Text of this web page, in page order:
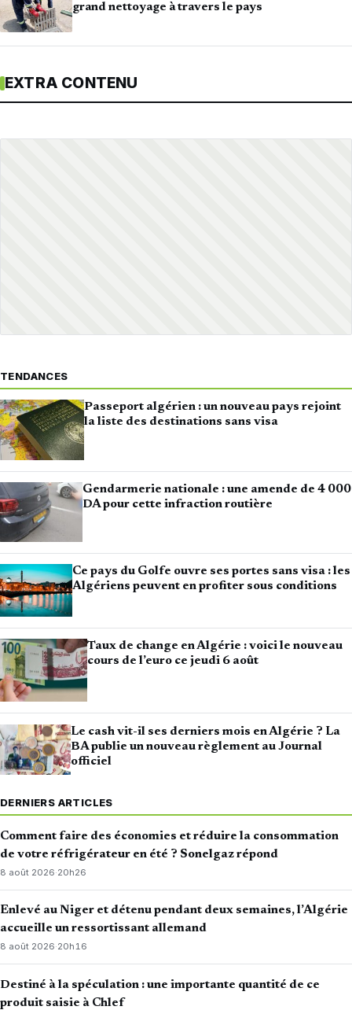
grand nettoyage à travers le pays
EXTRA CONTENU
TENDANCES
Passeport algérien : un nouveau pays rejoint
la liste des destinations sans visa
Gendarmerie nationale : une amende de 4 000
DA pour cette infraction routière
Ce pays du Golfe ouvre ses portes sans visa : les
Algériens peuvent en profiter sous conditions
Taux de change en Algérie : voici le nouveau
cours de l’euro ce jeudi 6 août
Le cash vit-il ses derniers mois en Algérie ? La
BA publie un nouveau règlement au Journal
officiel
DERNIERS ARTICLES
Comment faire des économies et réduire la consommation
de votre réfrigérateur en été ? Sonelgaz répond
8 août 2026·20h26
Enlevé au Niger et détenu pendant deux semaines, l’Algérie
accueille un ressortissant allemand
8 août 2026·20h16
Destiné à la spéculation : une importante quantité de ce
produit saisie à Chlef